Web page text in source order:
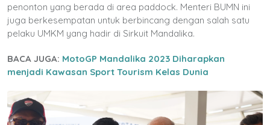
penonton yang berada di area paddock. Menteri BUMN ini
juga berkesempatan untuk berbincang dengan salah satu
pelaku UMKM yang hadir di Sirkuit Mandalika.
BACA JUGA: MotoGP Mandalika 2023 Diharapkan
menjadi Kawasan Sport Tourism Kelas Dunia